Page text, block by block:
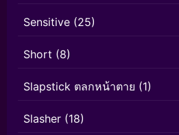
Sensitive (25)
Short (8)
Slapstick ตลกหน้าตาย (1)
Slasher (18)